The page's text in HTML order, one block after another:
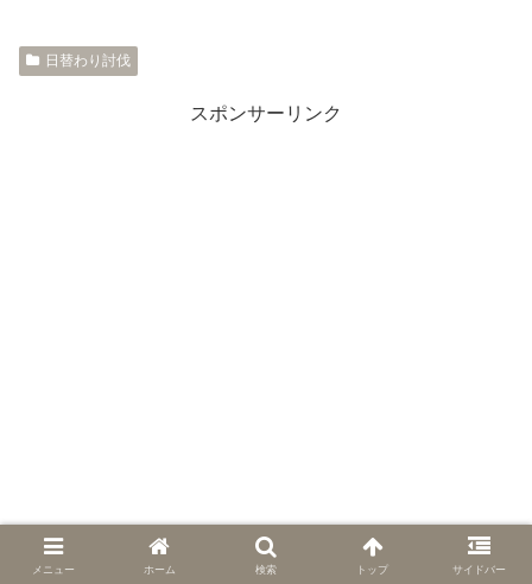
日替わり討伐
スポンサーリンク
メニュー ホーム 検索 トップ サイドバー